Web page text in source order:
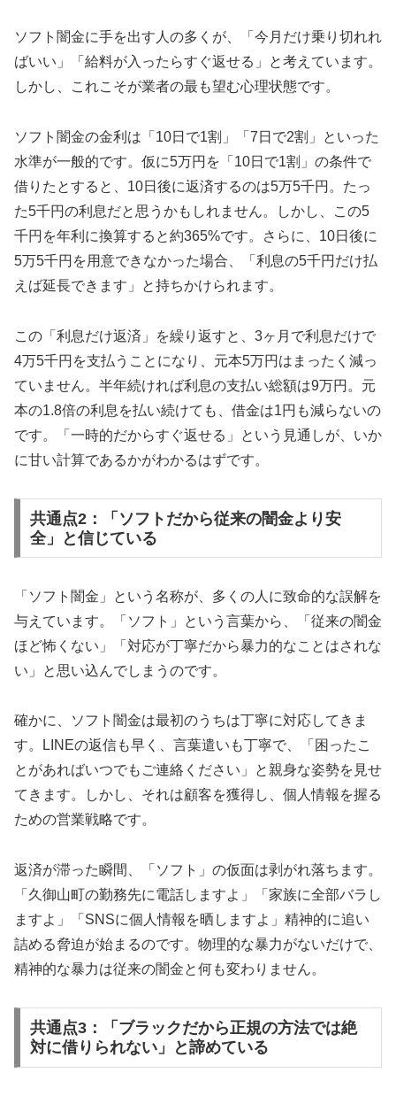
ソフト闇金に手を出す人の多くが、「今月だけ乗り切れれ
ばいい」「給料が入ったらすぐ返せる」と考えています。
しかし、これこそが業者の最も望む心理状態です。
ソフト闇金の金利は「10日で1割」「7日で2割」といった
水準が一般的です。仮に5万円を「10日で1割」の条件で
借りたとすると、10日後に返済するのは5万5千円。たっ
た5千円の利息だと思うかもしれません。しかし、この5
千円を年利に換算すると約365%です。さらに、10日後に
5万5千円を用意できなかった場合、「利息の5千円だけ払
えば延長できます」と持ちかけられます。
この「利息だけ返済」を繰り返すと、3ヶ月で利息だけで
4万5千円を支払うことになり、元本5万円はまったく減っ
ていません。半年続ければ利息の支払い総額は9万円。元
本の1.8倍の利息を払い続けても、借金は1円も減らないの
です。「一時的だからすぐ返せる」という見通しが、いか
に甘い計算であるかがわかるはずです。
共通点2：「ソフトだから従来の闇金より安
全」と信じている
「ソフト闇金」という名称が、多くの人に致命的な誤解を
与えています。「ソフト」という言葉から、「従来の闇金
ほど怖くない」「対応が丁寧だから暴力的なことはされな
い」と思い込んでしまうのです。
確かに、ソフト闇金は最初のうちは丁寧に対応してきま
す。LINEの返信も早く、言葉遣いも丁寧で、「困ったこ
とがあればいつでもご連絡ください」と親身な姿勢を見せ
てきます。しかし、それは顧客を獲得し、個人情報を握る
ための営業戦略です。
返済が滞った瞬間、「ソフト」の仮面は剥がれ落ちます。
「久御山町の勤務先に電話しますよ」「家族に全部バラし
ますよ」「SNSに個人情報を晒しますよ」精神的に追い
詰める脅迫が始まるのです。物理的な暴力がないだけで、
精神的な暴力は従来の闇金と何も変わりません。
共通点3：「ブラックだから正規の方法では絶
対に借りられない」と諦めている